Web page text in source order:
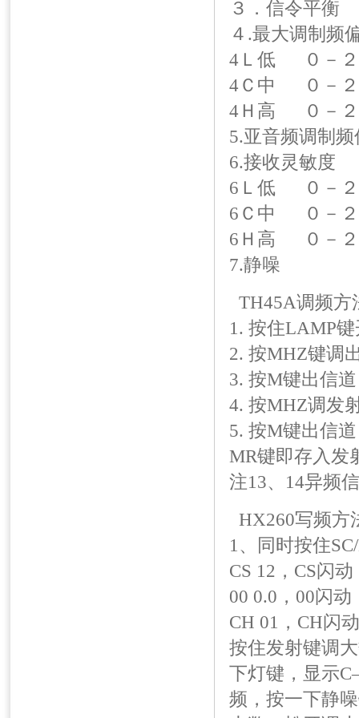
３．信令平
４.最大调制
4Ｌ低 ０－２
4Ｃ中 ０－２
4Ｈ高 ０－２
5.亚音频调制
6.接收灵敏度
6Ｌ低 ０－２
6Ｃ中 ０－２
6Ｈ高 ０－２
7.静噪
TH45A调频方
1. 按住LAMP
2. 按MHZ键调
3. 按M键出信
4. 按MHZ调发
5. 按M键出信
MR键即存入发
注13、14异频
HX260写频方
1、同时按住
CS 12，CS闪
00 0.0，00闪
CH 01，CH闪
按住发射键调
下灯键，显示
频，按一下静